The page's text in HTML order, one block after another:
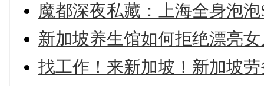
魔都深夜私藏：上海全身泡
新加坡养生馆如何拒绝漂亮
找工作！来新加坡！新加坡